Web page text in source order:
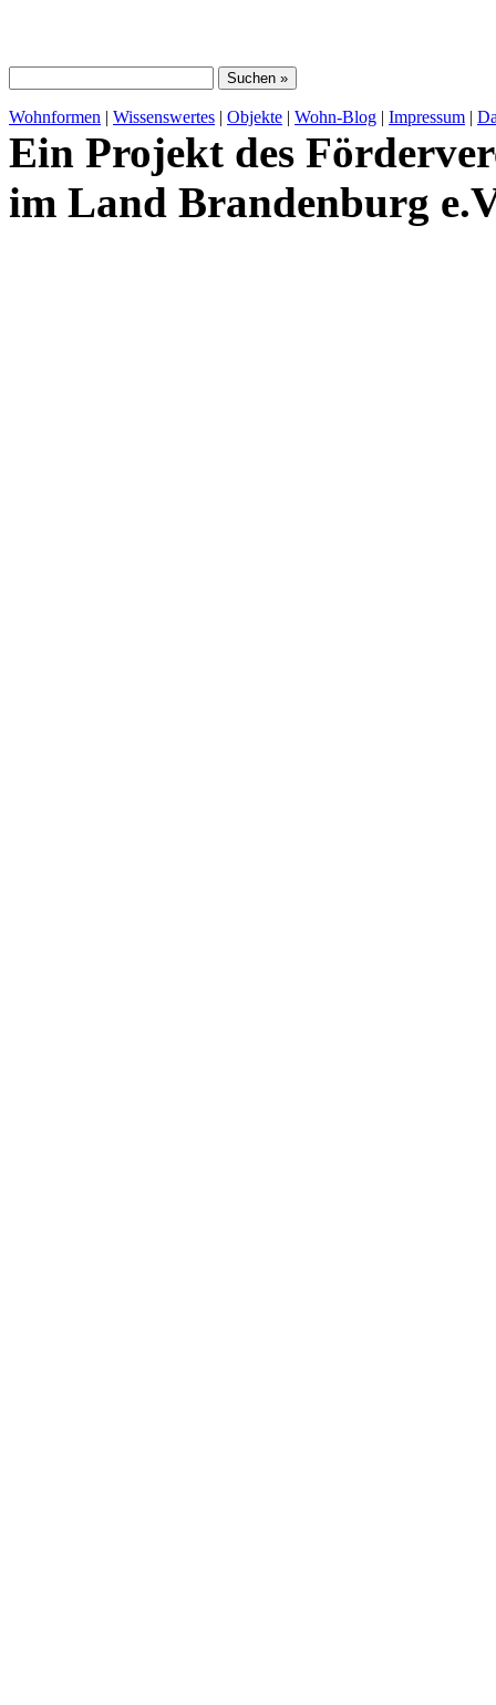
Wohnformen | Wissenswertes | Objekte | Wohn-Blog | Impressum |
Ein Projekt des
im Land Brandenburg